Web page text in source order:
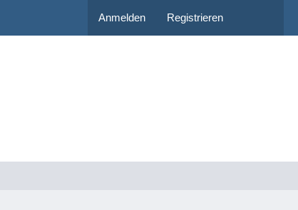
Anmelden Registrieren